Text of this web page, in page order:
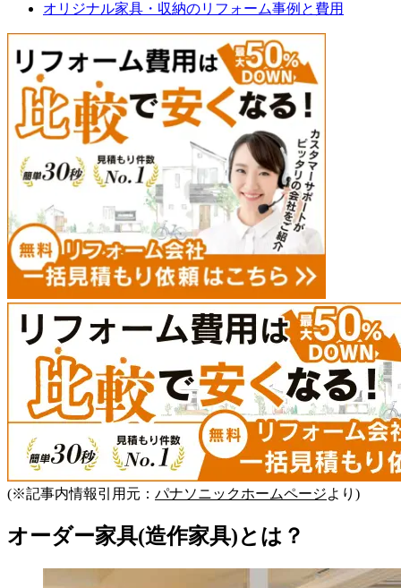
オリジナル家具・収納のリフォーム事例と費用
(※記事内情報引用元： パナソニックホームページより)
オーダー家具(造作家具)とは？